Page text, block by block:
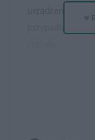
problemy z